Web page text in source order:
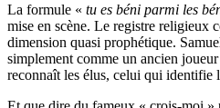
La formule « tu es béni parmi les
mise en scène. Le registre religieux
dimension quasi prophétique.
simplement comme un ancien
reconnaît les élus, celui qui identifie